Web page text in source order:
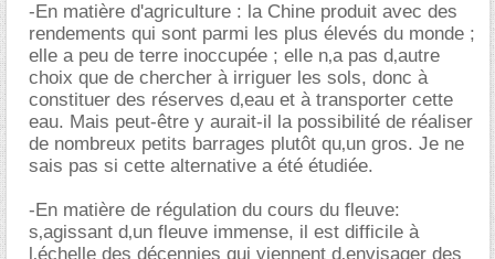
-En matière d'agriculture : la Chine produit avec des
rendements qui sont parmi les plus élevés du monde ;
elle a peu de terre inoccupée ; elle n‚a pas d‚autre
choix que de chercher à irriguer les sols, donc à
constituer des réserves d‚eau et à transporter cette
eau. Mais peut-être y aurait-il la possibilité de réaliser
de nombreux petits barrages plutôt qu‚un gros. Je ne
sais pas si cette alternative a été étudiée.
-En matière de régulation du cours du fleuve:
s‚agissant d‚un fleuve immense, il est difficile à
l‚échelle des décennies qui viennent d‚envisager des